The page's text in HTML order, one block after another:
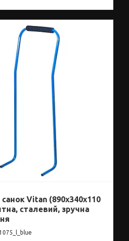
Vitan (890x340x110
сталевий, зручна